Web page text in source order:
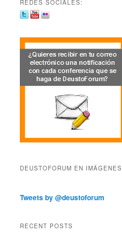
REDES SOCIALES:
DEUSTOFORUM EN IMÁGENES
Tweets by @deustoforum
RECENT POSTS